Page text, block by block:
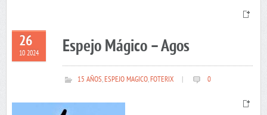
26
10 2024 Espejo Mágico – Agos
15 AÑOS,ESPEJO MAGICO,FOTERIX 0